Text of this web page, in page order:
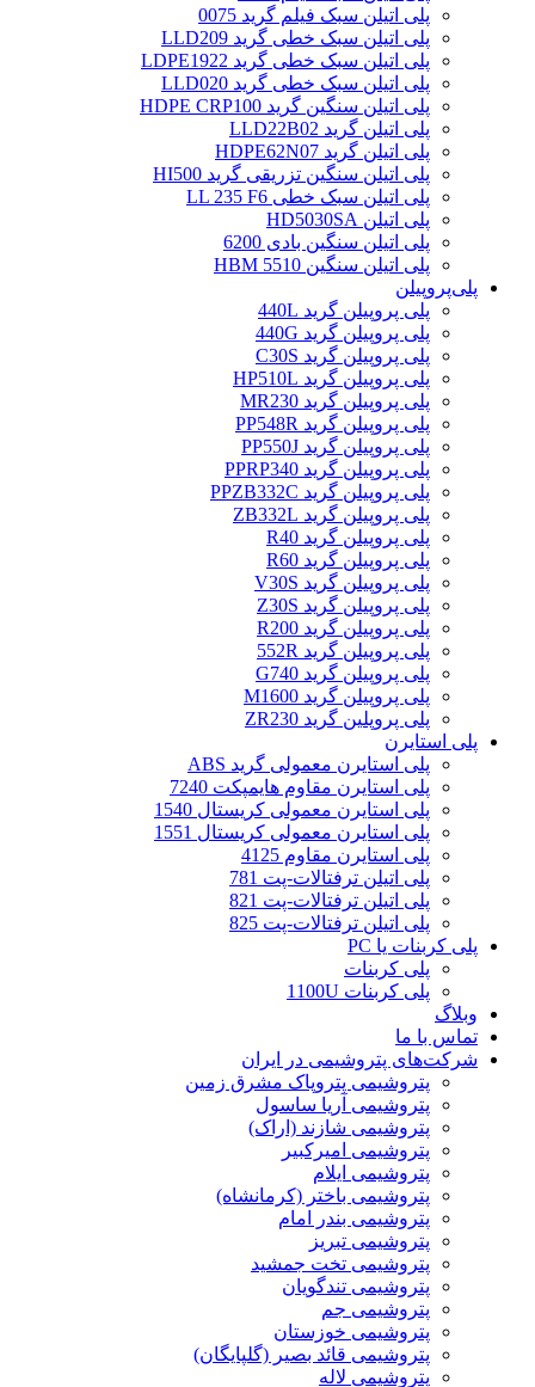
پلی اتیلن سبک فیلم گرید 0075
پلی اتیلن سبک خطی گرید LLD209
پلی اتیلن سبک خطی گرید LDPE1922
پلی اتیلن سبک خطی گرید LLD020
پلی اتیلن سنگین گرید HDPE CRP100
پلی اتیلن گرید LLD22B02
پلی اتیلن گرید HDPE62N07
پلی اتیلن سنگین تزریقی گرید HI500
پلی اتیلن سبک خطی LL 235 F6
پلی اتیلن HD5030SA
پلی اتیلن سنگین بادی 6200
پلی اتیلن سنگین HBM 5510
پلی‌پروپیلن
پلی پروپیلن گرید 440L
پلی پروپیلن گرید 440G
پلی پروپیلن گرید C30S
پلی پروپیلن گرید HP510L
پلی پروپیلن گرید MR230
پلی پروپیلن گرید PP548R
پلی پروپیلن گرید PP550J
پلی پروپیلن گرید PPRP340
پلی پروپیلن گرید PPZB332C
پلی پروپیلن گرید ZB332L
پلی پروپیلن گرید R40
پلی پروپیلن گرید R60
پلی پروپیلن گرید V30S
پلی پروپیلن گرید Z30S
پلی پروپیلن گرید R200
پلی پروپیلن گرید 552R
پلی پروپیلن گرید G740
پلی پروپیلن گرید M1600
پلی پروپلین گرید ZR230
پلی استایرن
پلی استایرن معمولی گرید ABS
پلی استایرن مقاوم هایمپکت 7240
پلی استایرن معمولی کریستال 1540
پلی استایرن معمولی کریستال 1551
پلی استایرن مقاوم 4125
پلی اتیلن ترفتالات-پت 781
پلی اتیلن ترفتالات-پت 821
پلی اتیلن ترفتالات-پت 825
پلی کربنات یا PC
پلی کربنات
پلی کربنات 1100U
وبلاگ
تماس با ما
شرکت‌های پتروشیمی‌ در ایران
پتروشیمی پتروپاک مشرق زمین
پتروشیمی آریا ساسول
پتروشیمی شازند (اراک)
پتروشیمی امیرکبیر
پتروشیمی ایلام
پتروشیمی باختر (کرمانشاه)
پتروشیمی بندر امام
پتروشیمی تبریز
پتروشیمی تخت جمشید
پتروشیمی تندگویان
پتروشیمی جم
پتروشیمی خوزستان
پتروشیمی قائد بصیر (گلپایگان)
پتروشیمی لاله